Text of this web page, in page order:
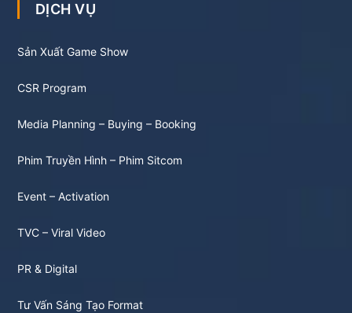
DỊCH VỤ
Sản Xuất Game Show
CSR Program
Media Planning – Buying – Booking
Phim Truyền Hình – Phim Sitcom
Event – Activation
TVC – Viral Video
PR & Digital
Tư Vấn Sáng Tạo Format